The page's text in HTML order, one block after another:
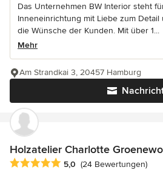
Das Unternehmen BW Interior steht
Inneneinrichtung mit Liebe zum
die Wünsche der Kunden. Mit über 1...
Mehr
Am Strandkai 3, 20457 Hamburg
Holzatelier Charlotte
Durchschnittliche Bewertung: 5 von
5,0 (24 Bewertungen)